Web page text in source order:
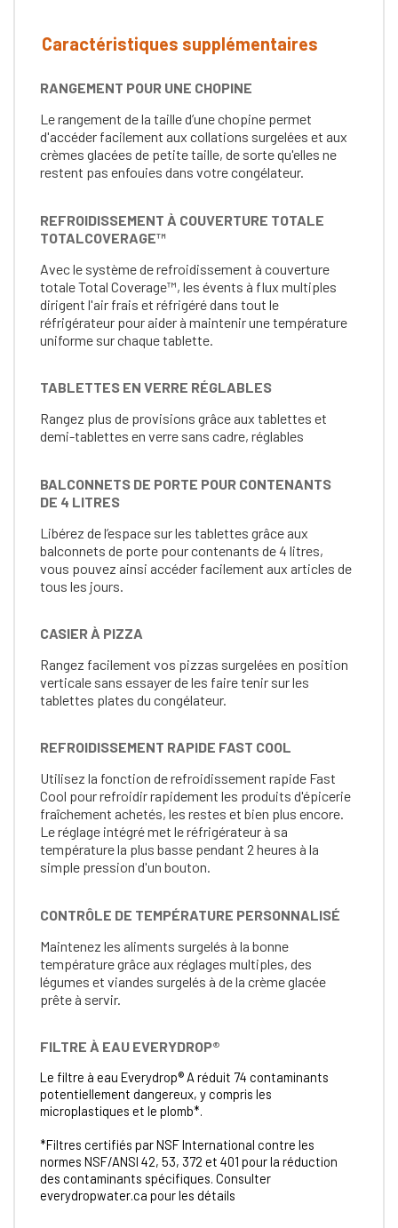
Caractéristiques supplémentaires
RANGEMENT POUR UNE CHOPINE
Le rangement de la taille d’une chopine permet
d'accéder facilement aux collations surgelées et aux
crèmes glacées de petite taille, de sorte qu'elles ne
restent pas enfouies dans votre congélateur.
REFROIDISSEMENT À COUVERTURE TOTALE
TOTALCOVERAGE™
Avec le système de refroidissement à couverture
totale Total Coverage™, les évents à flux multiples
dirigent l'air frais et réfrigéré dans tout le
réfrigérateur pour aider à maintenir une température
uniforme sur chaque tablette.
TABLETTES EN VERRE RÉGLABLES
Rangez plus de provisions grâce aux tablettes et
demi-tablettes en verre sans cadre, réglables
BALCONNETS DE PORTE POUR CONTENANTS
DE 4 LITRES
Libérez de l’espace sur les tablettes grâce aux
balconnets de porte pour contenants de 4 litres,
vous pouvez ainsi accéder facilement aux articles de
tous les jours.
CASIER À PIZZA
Rangez facilement vos pizzas surgelées en position
verticale sans essayer de les faire tenir sur les
tablettes plates du congélateur.
REFROIDISSEMENT RAPIDE FAST COOL
Utilisez la fonction de refroidissement rapide Fast
Cool pour refroidir rapidement les produits d'épicerie
fraîchement achetés, les restes et bien plus encore.
Le réglage intégré met le réfrigérateur à sa
température la plus basse pendant 2 heures à la
simple pression d'un bouton.
CONTRÔLE DE TEMPÉRATURE PERSONNALISÉ
Maintenez les aliments surgelés à la bonne
température grâce aux réglages multiples, des
légumes et viandes surgelés à de la crème glacée
prête à servir.
FILTRE À EAU EVERYDROP®
Le filtre à eau Everydrop® A réduit 74 contaminants
potentiellement dangereux, y compris les
microplastiques et le plomb*.
*Filtres certifiés par NSF International contre les
normes NSF/ANSI 42, 53, 372 et 401 pour la réduction
des contaminants spécifiques. Consulter
everydropwater.ca pour les détails